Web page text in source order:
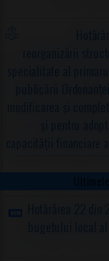
reorganizării
specialitate al
publicării
modificarea şi
şi pentru
capacităţii financiare
Hotărârea 22 din
bugetului local